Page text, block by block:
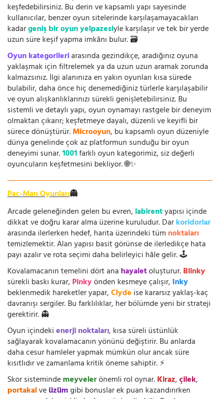
keşfedebilirsiniz. Bu derin ve kapsamlı yapı sayesinde
kullanıcılar, benzer oyun sitelerinde karşılaşamayacakları
kadargeniş bir oyun yelpazesiyle karşılaşır ve tek bir yerde
uzun süre keşif yapma imkânı bulur. 🗃️
Oyun kategorileriarasında gezindikçe, aradığınız oyuna
yaklaşmak için filtrelemek ya da uzun uzun aramak zorunda
kalmazsınız. İlgi alanınıza en yakın oyunları kısa sürede
bulabilir, daha önce hiç denemediğiniz türlerle karşılaşabilir
ve oyun alışkanlıklarınızı sürekli genişletebilirsiniz. Bu
sistemli ve detaylı yapı, oyun oynamayı rastgele bir deneyim
olmaktan çıkarır; keşfetmeye dayalı, düzenli ve keyifli bir
sürece dönüştürür.Microoyun, bu kapsamlı oyun düzeniyle
dünya genelinde çok az platformun sunduğu bir oyun
deneyimi sunar.1001farklı oyun kategorimiz, siz değerli
oyuncuların keşfetmesini bekliyor. 🌐✨
Pac-Man Oyunları👻
Arcade geleneğinden gelen bu evren, labirentyapısı içinde
dikkat ve doğru karar alma üzerine kuruludur. Darkoridorlar
arasında ilerlerken hedef, harita üzerindeki tüm noktaları
temizlemektir. Alan yapısı basit görünse de ilerledikçe hata
payı azalır ve rota seçimi daha belirleyici hâle gelir. 🕹️
Kovalamacanın temelini dört ana hayaletoluşturur.Blinky
sürekli baskı kurar, Pinkyönden kesmeye çalışır, Inky
beklenmedik hareketler yapar,Clyde ise kararsız yaklaş-kaç
davranışı sergiler. Bu farklılıklar, her bölümde yeni bir strateji
gerektirir. 👻
Oyun içindekienerji noktaları, kısa süreli üstünlük
sağlayarak kovalamacanın yönünü değiştirir. Bu anlarda
daha cesur hamleler yapmak mümkün olur ancak süre
kısıtlıdır ve zamanlama kritik öneme sahiptir. ⚡
Skor sistemindemeyvelerönemli rol oynar.Kiraz,çilek,
portakalveüzümgibi bonuslar ek puan kazandırırken